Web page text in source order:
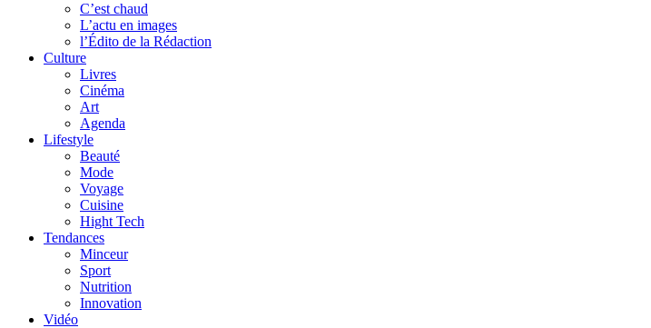
C’est chaud
L’actu en images
l’Édito de la Rédaction
Culture
Livres
Cinéma
Art
Agenda
Lifestyle
Beauté
Mode
Voyage
Cuisine
Hight Tech
Tendances
Minceur
Sport
Nutrition
Innovation
Vidéo